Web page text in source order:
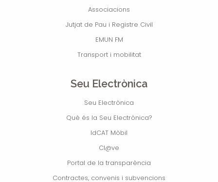
Associacions
Jutjat de Pau i Registre Civil
EMUN FM
Transport i mobilitat
Seu Electrònica
Seu Electrònica
Què és la Seu Electrònica?
IdCAT Mòbil
Cl@ve
Portal de la transparència
Contractes, convenis i subvencions